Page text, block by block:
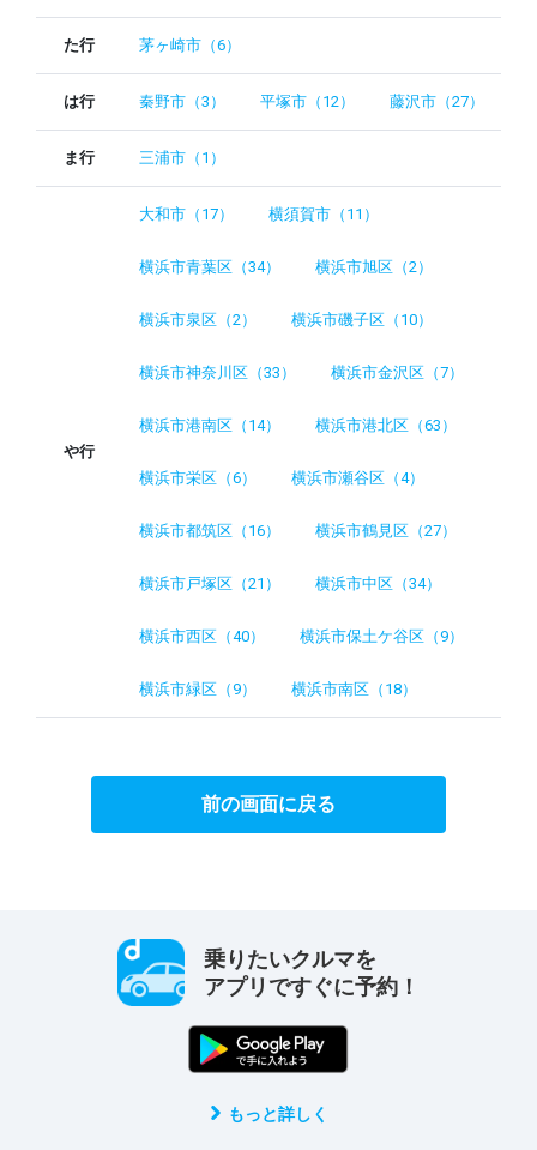
た行 茅ヶ崎市（6）
は行 秦野市（3） 平塚市（12） 藤沢市（27）
ま行 三浦市（1）
や行
大和市（17） 横須賀市（11）
横浜市青葉区（34） 横浜市旭区（2）
横浜市泉区（2） 横浜市磯子区（10）
横浜市神奈川区（33） 横浜市金沢区（7）
横浜市港南区（14） 横浜市港北区（63）
横浜市栄区（6） 横浜市瀬谷区（4）
横浜市都筑区（16） 横浜市鶴見区（27）
横浜市戸塚区（21） 横浜市中区（34）
横浜市西区（40） 横浜市保土ケ谷区（9）
横浜市緑区（9） 横浜市南区（18）
前の画面に戻る
乗りたいクルマを
アプリですぐに予約！
もっと詳しく